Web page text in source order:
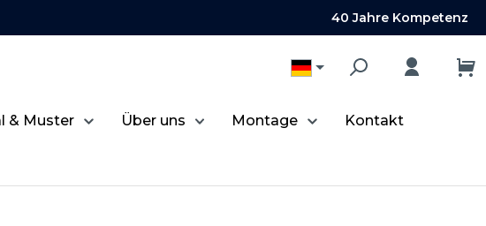
40 Jahre Kompetenz
& Muster Über uns Montage Kontakt